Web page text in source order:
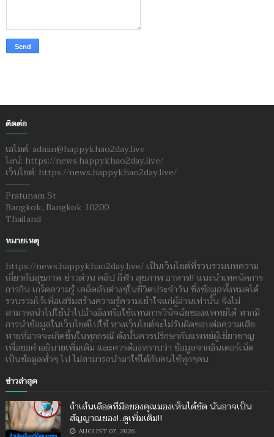
ติดต่อ
เอไมด์: admin@happykhao2day.live
ไลน์: https://news.happykhao2day.live/
เว็บไซต์: https://news.happykhao2day.live/
--------
Pratunam St
Bangkok, Bangkok 10200
Thailand
หมายเหตุ
https://news.happykhao2day.live/ เป็นเว็บไซต์ที่รวบรวมบทความ
เกี่ยวกับสุขภาพ ข่าวด่วน คลิป กีฬา สุขภาพ อาหาร!! แนะนำเทคนิคการ
การกิน เกร็ดความรู้ เคล็ดลับต่างๆในชีวิตประจำวัน ซึ่งข้อมูลทั้งหมดได้
รวบรวมไว้เพื่อเสริมสร้างความรู้ความเข้าใจแก่ผู้อ่านเท่านั้น จึงไม่
สามารถนำไปใช้นำไปอ้างอิงหรือใช้แทนการวินิจฉัยของแพทย์ได้ หากมี
การนำข้อมูลในเว็บไซต์ไปใช้ ทางเว็บไซต์จะไม่รับผิดชอบต่อความเสีย
หายที่อาจจะเกิดขึ้นในทุกกรณี ดังนั้นควรปรึกษากับแพทย์ผู้เชี่ยวชาญ
เพื่อขอคำอธิบายเพิ่มเติม และควรต้องทราบว่า ข้อมูลจากอินเตอร์เน็ต
เป็นข้อมูลทั่วๆ ไป ไม่สามารถนำมาใช้ได้กับคนไข้ทุกๆคน
ข่าวล่าสุด
ถ้าเส้นเลือดที่มือของคุณมองเห็นได้ชัด นั่นอาจเป็น
สัญญาณของ!..ดูเพิ่มเติม!!
AUGUST 07, 2026